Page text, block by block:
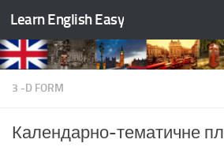
Skip to content
Learn English Easy
3 -D FORM
Календарно-тематичне